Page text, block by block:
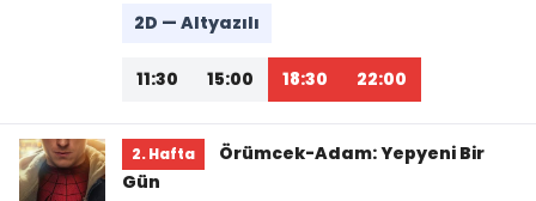
2D — Altyazılı
11:30 15:00 18:30 22:00
2. Hafta
Örümcek-Adam: Yepyeni Bir
Gün